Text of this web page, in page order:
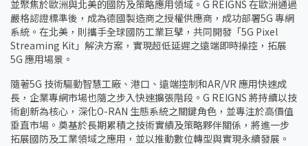
並聚焦於歐洲與北美的國防及策略應用領域。G REIGNS 在歐洲通過
嚴格認證標準後，成為德國製造商之授權供應商，成功部署5G 專網
系統。在北美，則攜手全球國防工業巨擘，共同開發「5G Pixel
Streaming Kit」解決方案，實現超低延遲之遠端即時操控，拓展
5G 應用場景。
隨著5G 技術驅動智慧工廠、港口、遠端控制和AR/VR 應用快速成
長，企業專網市場也隨之步入快速擴張階段。G REIGNS 將持續以技
術創新為核心，深化O-RAN 生態系統之關鍵角色，並專注於高價值
垂直市場。奠基於長期累積之技術實績及策略夥伴關係，將進一步
拓展國防及工業領域之應用，並以推動數位轉型與實現永續發展。